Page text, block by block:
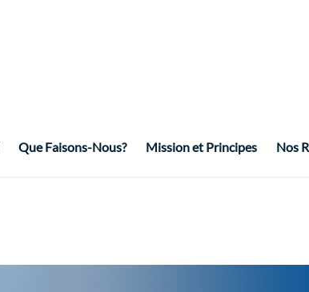
Que Faisons-Nous? Mission et Principes Nos